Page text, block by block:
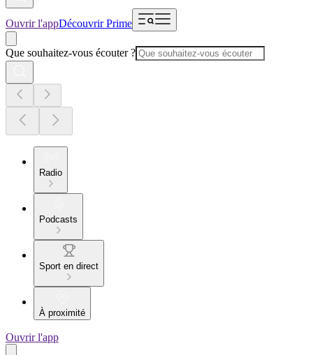
Ouvrir l'appDécouvrir Prime
Que souhaitez-vous écouter ?
Radio
Podcasts
Sport en direct
À proximité
Ouvrir l'app